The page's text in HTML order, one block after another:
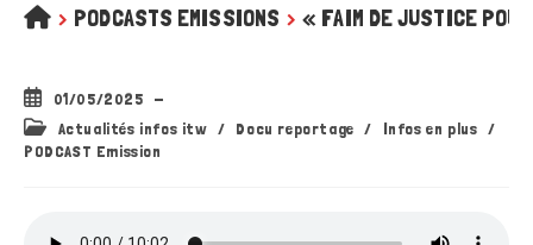
> PODCASTS EMISSIONS > « FAIM DE JUSTICE
Publication
publiée :
01/05/2025
Post
category:
Actualités infos itw / Docu reportage / Infos en plus /
PODCAST Emission